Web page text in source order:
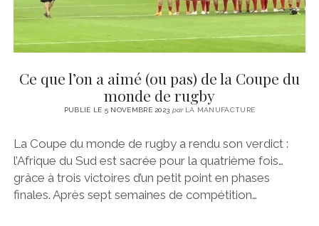
Ce que l’on a aimé (ou pas) de la Coupe du
monde de rugby
PUBLIÉ LE 5 NOVEMBRE 2023 parLA MANUFACTURE
La Coupe du monde de rugby a rendu son verdict :
l’Afrique du Sud est sacrée pour la quatrième fois…
grâce à trois victoires d’un petit point en phases
finales. Après sept semaines de compétition…